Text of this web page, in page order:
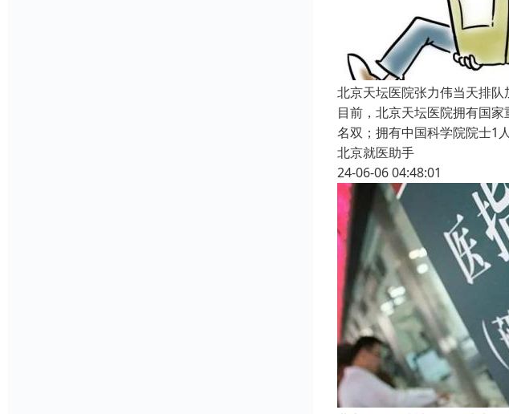
北京天坛医院张力伟当天排
目前，北京天坛医院拥有国
名双；拥有中国科学院院士1
北京就医助手
24-06-06 04:48:01